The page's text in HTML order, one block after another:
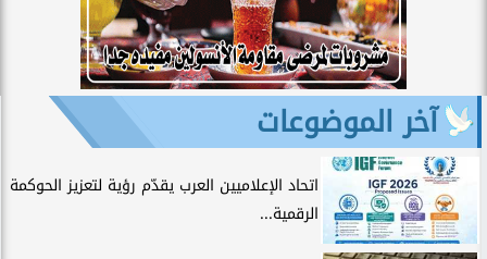
آخر الموضوعات
اتحاد الإعلاميين العرب يقدّم رؤية لتعزيز الحوكمة
الرقمية...